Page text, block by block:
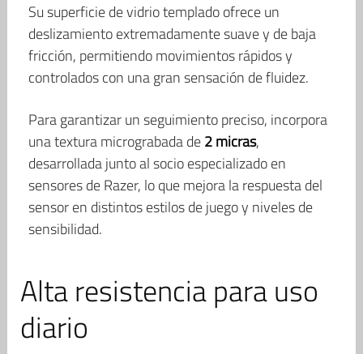
Su superficie de vidrio templado ofrece un
deslizamiento extremadamente suave y de baja
fricción, permitiendo movimientos rápidos y
controlados con una gran sensación de fluidez.
Para garantizar un seguimiento preciso, incorpora
una textura micrograbada de2 micras,
desarrollada junto al socio especializado en
sensores de Razer, lo que mejora la respuesta del
sensor en distintos estilos de juego y niveles de
sensibilidad.
Alta resistencia para uso
diario